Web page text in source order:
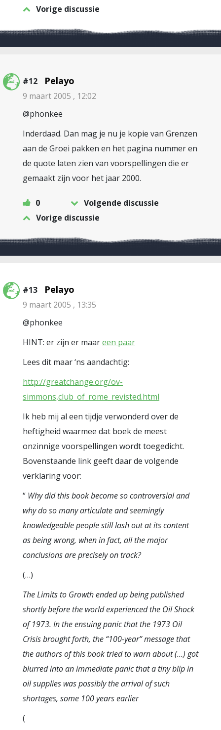
Vorige discussie
#12 Pelayo
9 maart 2005 , 12:02
@phonkee
Inderdaad. Dan mag je nu je kopie van Grenzen
aan de Groei pakken en het pagina nummer en
de quote laten zien van voorspellingen die er
gemaakt zijn voor het jaar 2000.
0
Volgende discussie
Vorige discussie
#13 Pelayo
9 maart 2005 , 13:35
@phonkee
HINT: er zijn er maareen paar
Lees dit maar ‘ns aandachtig:
http://greatchange.org/ov-
simmons,club_of_rome_revisted.html
Ik heb mij al een tijdje verwonderd over de
heftigheid waarmee dat boek de meest
onzinnige voorspellingen wordt toegedicht.
Bovenstaande link geeft daar de volgende
verklaring voor:
“ Why did this book become so controversial and
why do so many articulate and seemingly
knowledgeable people still lash out at its content
as being wrong, when in fact, all the major
conclusions are precisely on track?
(…)
The Limits to Growth ended up being published
shortly before the world experienced the Oil Shock
of 1973. In the ensuing panic that the 1973 Oil
Crisis brought forth, the “100-year” message that
the authors of this book tried to warn about(…) got
blurred into an immediate panic that a tiny blip in
oil supplies was possibly the arrival of such
shortages, some 100 years earlier
(